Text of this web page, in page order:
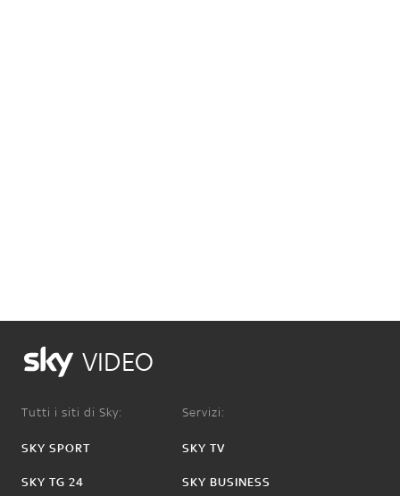
VIDEO
Tutti i siti di Sky:
SKY SPORT
SKY TG 24
Servizi:
SKY TV
SKY BUSINESS